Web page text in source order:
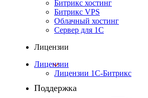
Битрикс хостинг
Битрикс VPS
Облачный хостинг
Cервер для 1С
Лицензии
Лицензии
Лицензии 1С-Битрикс
Поддержка